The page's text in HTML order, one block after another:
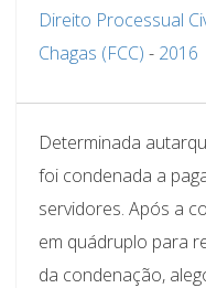
Direito Processual
Chagas (FCC) - 2016
Determinada
foi condenada a
servidores. Após a
em quádruplo para
da condenação,